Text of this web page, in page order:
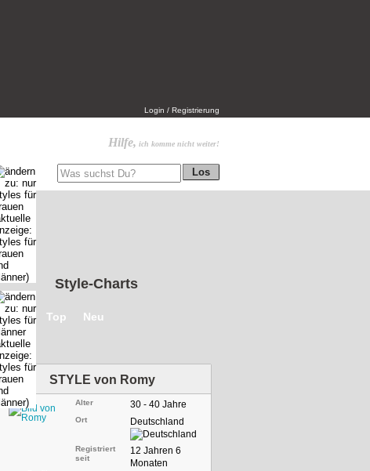
Login / Registrierung
Hilfe, ich komme nicht weiter!
Style-Charts
Top Neu
STYLE von Romy
Alter 30 - 40 Jahre
Ort Deutschland
Registriert
seit
12 Jahren 6
Monaten